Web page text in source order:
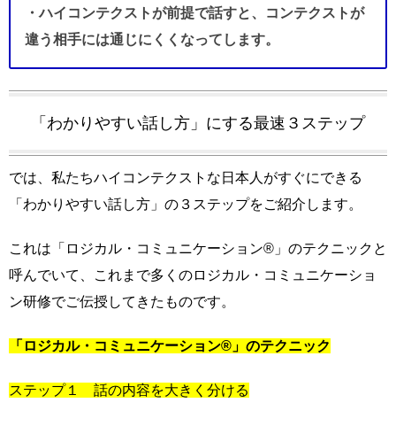
・ハイコンテクストが前提で話すと、コンテクストが
違う相手には通じにくくなってします。
「わかりやすい話し方」にする最速３ステップ
では、私たちハイコンテクストな日本人がすぐにできる
「わかりやすい話し方」の３ステップをご紹介します。
これは「ロジカル・コミュニケーション®」のテクニックと
呼んでいて、これまで多くのロジカル・コミュニケーショ
ン研修でご伝授してきたものです。
「ロジカル・コミュニケーション®」のテクニック
ステップ１ 話の内容を大きく分ける